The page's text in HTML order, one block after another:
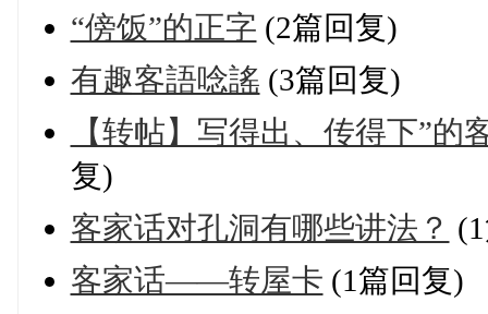
“傍饭”的正字 (2篇回复)
有趣客語唸謠 (3篇回复)
【转帖】写得出、传得下”
复)
客家话对孔洞有哪些讲法？
客家话——转屋卡 (1篇回复)